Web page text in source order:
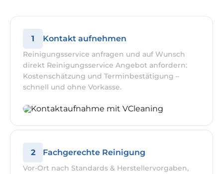
1 Kontakt aufnehmen
Reinigungsservice anfragen und auf Wunsch
direkt Reinigungsservice Angebot anfordern:
Kostenschätzung und Terminbestätigung –
schnell und ohne Vorkasse.
2 Fachgerechte Reinigung
Vor-Ort nach Standards & Herstellervorgaben,